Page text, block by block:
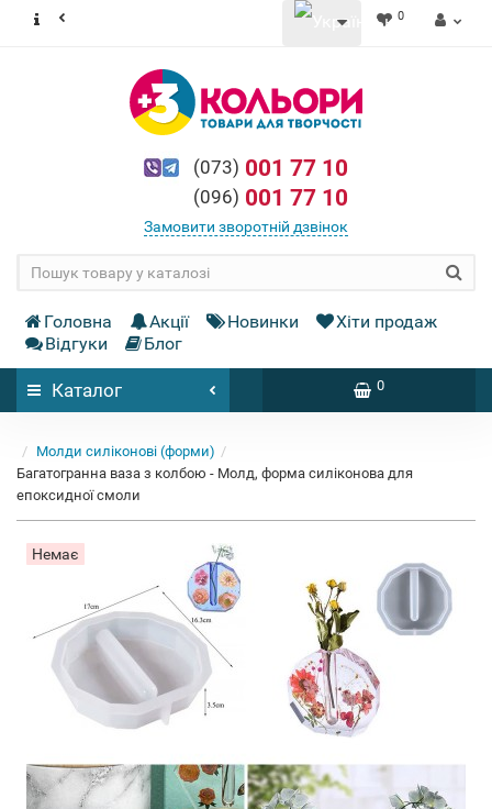
0
(073) 001 77 10
(096) 001 77 10
Замовити зворотній дзвінок
Головна Акції Новинки
Хіти продаж
Відгуки
Блог
Каталог 0
Молди силіконові (форми)
Багатогранна ваза з колбою - Молд, форма силіконова для
епоксидної смоли
Немає